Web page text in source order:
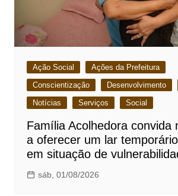
Ação Social
Ações da Prefeitura
Conscientização
Desenvolvimento
Notícias
Serviços Social
Família Acolhedora convida
a oferecer um lar
em situação de
sáb, 01/08/2026